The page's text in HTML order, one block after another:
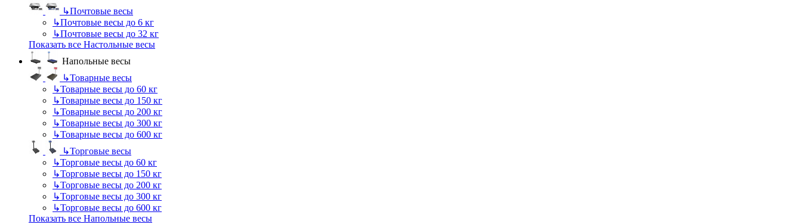
↳Почтовые весы
↳Почтовые весы до 6 кг
↳Почтовые весы до 32 кг
Показать все Настольные весы
Напольные весы
↳Товарные весы
↳Товарные весы до 60 кг
↳Товарные весы до 150 кг
↳Товарные весы до 200 кг
↳Товарные весы до 300 кг
↳Товарные весы до 600 кг
↳Торговые весы
↳Торговые весы до 60 кг
↳Торговые весы до 150 кг
↳Торговые весы до 200 кг
↳Торговые весы до 300 кг
↳Торговые весы до 600 кг
Показать все Напольные весы